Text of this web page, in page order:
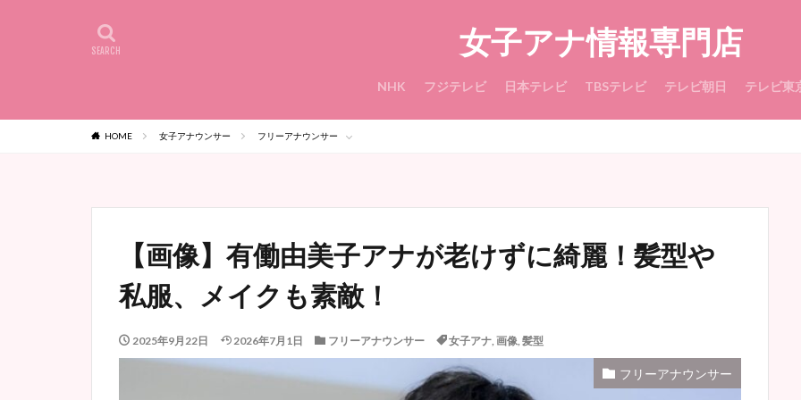
女子アナ情報専門店
NHK フジテレビ 日本テレビ TBSテレビ テレビ朝日 テレビ東
HOME 女子アナウンサー フリーアナウンサー
【画像】有働由美子アナが老けずに綺麗！髪型や
私服、メイクも素敵！
2025年9月22日 2026年7月1日 フリーアナウンサー 女子アナ, 画像, 髪型
フリーアナウンサー